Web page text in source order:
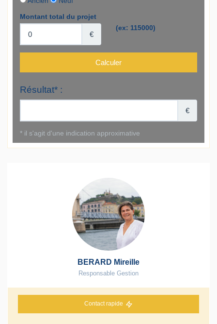
BERARD Mireille
Responsable Gestion
Contact rapide